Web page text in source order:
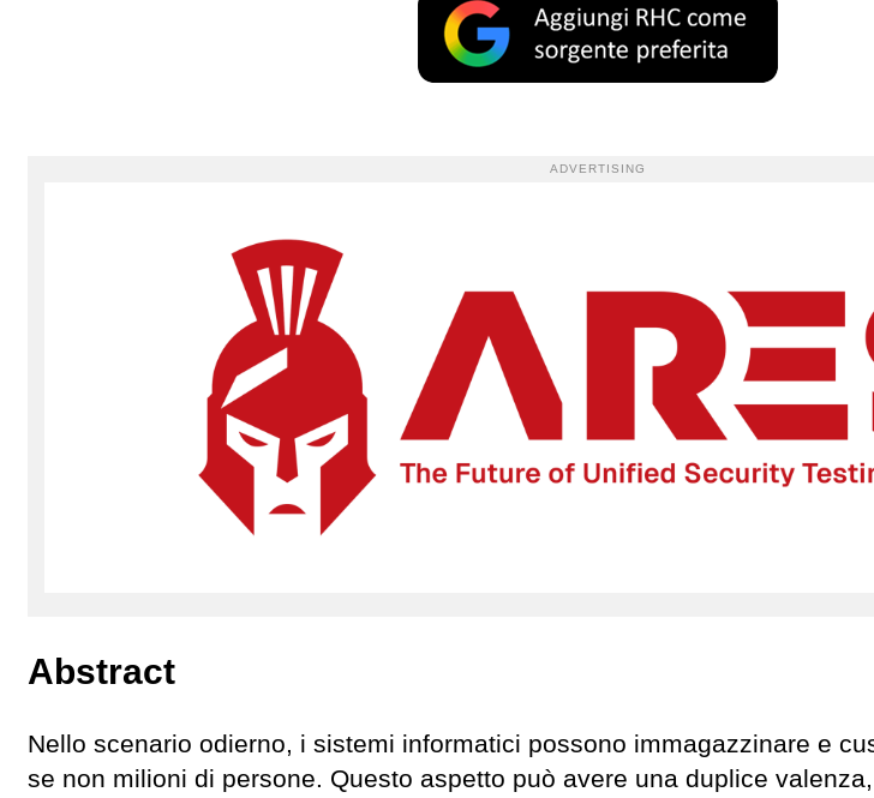
ADVERTISING
Abstract
Nello scenario odierno, i sistemi informatici possono immagazzinare e
se non milioni di persone. Questo aspetto può avere una duplice